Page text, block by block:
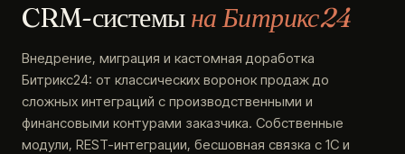
CRM-системына Битрикс24
Внедрение, миграция и кастомная доработка
Битрикс24: от классических воронок продаж до
сложных интеграций с производственными и
финансовыми контурами заказчика. Собственные
модули, REST-интеграции, бесшовная связка с 1С и